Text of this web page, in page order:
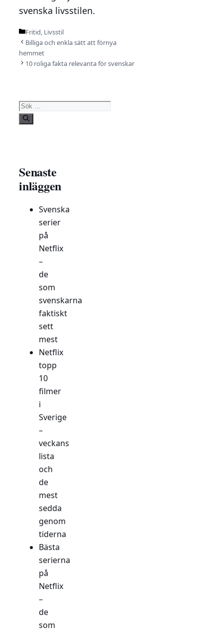
svenska livsstilen.
Kategorier
Fritid, Livsstil
Billiga och enkla sätt att förnya
hemmet
10 roliga fakta relevanta för svenskar
Sök
efter:
Senaste
inläggen
Svenska
serier
på
Netflix
–
de
som
svenskarna
faktiskt
sett
mest
Netflix
topp
10
filmer
i
Sverige
–
veckans
lista
och
de
mest
sedda
genom
tiderna
Bästa
serierna
på
Netflix
–
de
som